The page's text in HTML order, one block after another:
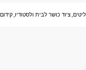
,ציוד כושר לבית ולסטודיו,קידום